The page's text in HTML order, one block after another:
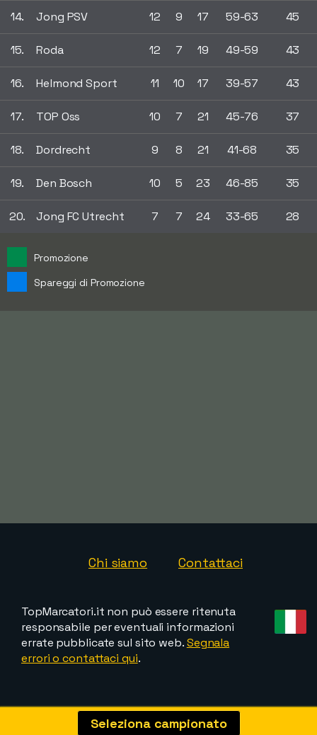
14. Jong PSV 12 9 17 59-63 45
15. Roda 12 7 19 49-59 43
16. Helmond Sport 11 10 17 39-57 43
17. TOP Oss 10 7 21 45-76 37
18. Dordrecht 9 8 21 41-68 35
19. Den Bosch 10 5 23 46-85 35
20. Jong FC Utrecht 7 7 24 33-65 28
Promozione
Spareggi di Promozione
Chi siamo Contattaci
TopMarcatori.it non può essere ritenuta
responsabile per eventuali informazioni
errate pubblicate sul sito web.Segnala
errori o contattaci qui.
Seleziona campionato